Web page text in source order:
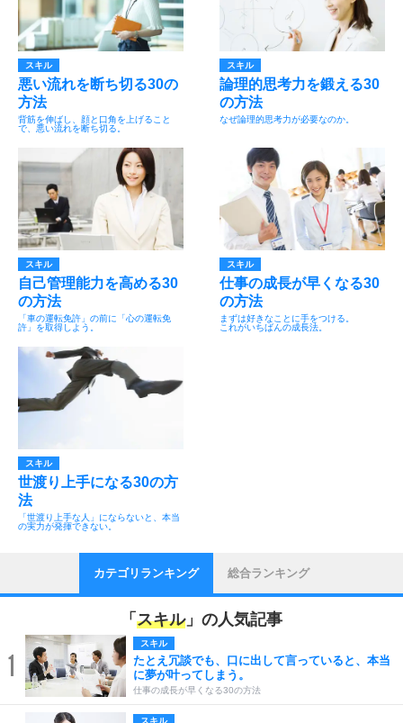
スキル
悪い流れを断ち切る30の
方法
背筋を伸ばし、顔と口角を上げること
で、悪い流れを断ち切る。
スキル
論理的思考力を鍛える30
の方法
なぜ論理的思考力が必要なのか。
スキル
自己管理能力を高める30
の方法
「車の運転免許」の前に「心の運転免
許」を取得しよう。
スキル
仕事の成長が早くなる30
の方法
まずは好きなことに手をつける。
これがいちばんの成長法。
スキル
世渡り上手になる30の方
法
「世渡り上手な人」にならないと、本当
の実力が発揮できない。
カテゴリランキング 総合ランキング
「 スキル」の人気記事
1
スキル
たとえ冗談でも、口に出して言っていると、本当
に夢が叶ってしまう。
仕事の成長が早くなる30の方法
スキル